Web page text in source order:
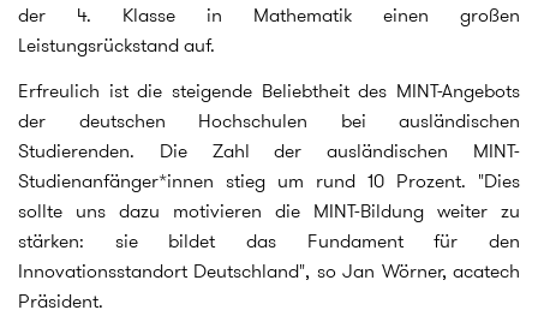
der 4. Klasse in Mathematik einen großen
Leistungsrückstand auf.
Erfreulich ist die steigende Beliebtheit des MINT-Angebots
der deutschen Hochschulen bei ausländischen
Studierenden. Die Zahl der ausländischen MINT-
Studienanfänger*innen stieg um rund 10 Prozent. "Dies
sollte uns dazu motivieren die MINT-Bildung weiter zu
stärken: sie bildet das Fundament für den
Innovationsstandort Deutschland", so Jan Wörner, acatech
Präsident.